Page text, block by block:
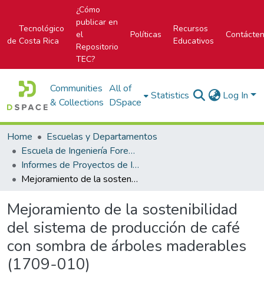
Tecnológico
de Costa Rica
¿Cómo
publicar en
el
Repositorio
TEC?
Políticas
Recursos
Educativos
Communities
& Collections
All of
DSpace
Statistics Log In
Home
Escuelas y Departamentos
Escuela de Ingeniería Forestal
Informes de Proyectos de Investigación
Mejoramiento de la sostenibilidad del sistema de producción de café con sombra de árboles maderables (1709-010)
Mejoramiento de la sostenibilidad
del sistema de producción de café
con sombra de árboles maderables
(1709-010)